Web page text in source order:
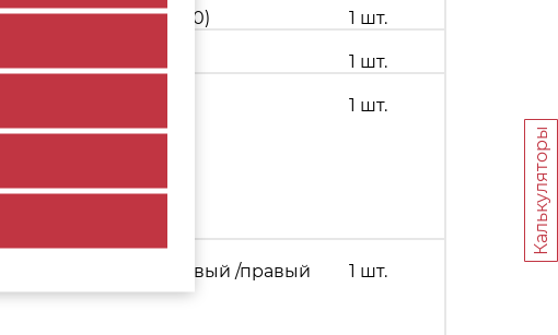
mov/leg/merivo (40) 1 шт.
мм(80) 1 шт.
1 шт.
тип L3, 350-750мм, левый /правый
1 шт.
Калькуляторы